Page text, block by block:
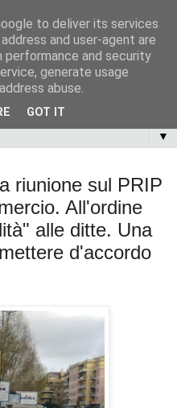
▼
riunione sul PRIP
All'ordine
alle ditte. Una
d'accordo
to deliver its services
and user-agent are
performance and security
generate usage
abuse.
GOT IT